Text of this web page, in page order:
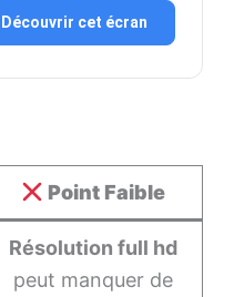
Découvrir cet écran
Point Faible
Résolution full hd
peut manquer de